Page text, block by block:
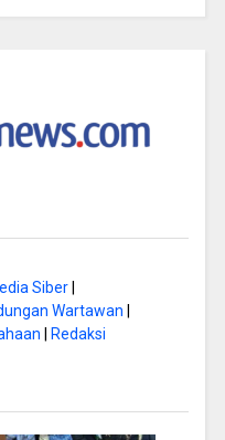
Siber|
Wartawan
Redaksi